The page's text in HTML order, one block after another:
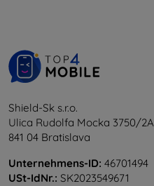
Shield-Sk s.r.o.
Ulica Rudolfa Mocka 3750/2A
841 04 Bratislava
Unternehmens-ID: 46701494
USt-IdNr.: SK2023549671